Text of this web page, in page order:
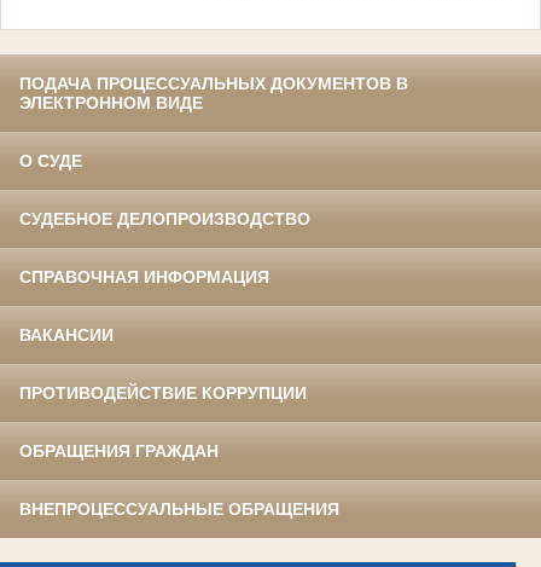
ПОДАЧА ПРОЦЕССУАЛЬНЫХ ДОКУМЕНТОВ В
ЭЛЕКТРОННОМ ВИДЕ
О СУДЕ
СУДЕБНОЕ ДЕЛОПРОИЗВОДСТВО
СПРАВОЧНАЯ ИНФОРМАЦИЯ
ВАКАНСИИ
ПРОТИВОДЕЙСТВИЕ КОРРУПЦИИ
ОБРАЩЕНИЯ ГРАЖДАН
ВНЕПРОЦЕССУАЛЬНЫЕ ОБРАЩЕНИЯ